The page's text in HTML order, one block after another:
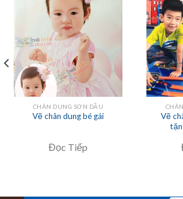
CHÂN DUNG SƠN DẦU
Vẽ chân dung bé gái
Đọc Tiếp
Vẽ